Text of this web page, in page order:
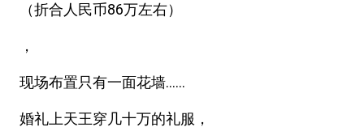
（折合人民币86万左右）
，
现场布置只有一面花墙……
婚礼上天王穿几十万的礼服，